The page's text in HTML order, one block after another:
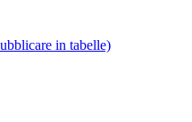
in tabelle)